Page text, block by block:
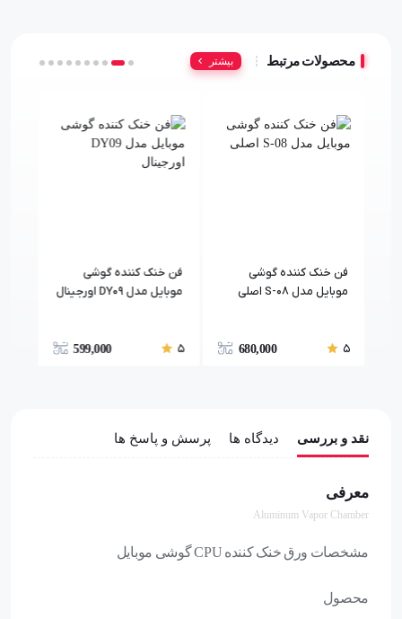
محصولات مرتبط بیشتر
فن خنک کننده گوشی
موبایل مدل S-08 اصلی
5
680,000
فن خنک کننده گوشی
موبایل مدل DY09 اورجینال
5
599,000
نقد و بررسی دیدگاه ها پرسش و پاسخ ها
معرفی
Aluminum Vapor Chamber
مشخصات ورق خنک کننده CPU گوشی موبایل
محصول